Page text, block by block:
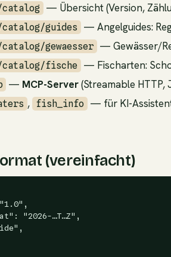
catalog — Übersicht (Version,
guides — Angelguides:
gewaesser — Gewässer/
catalog/fische — Fischarten:
— MCP-Server(Streamable HTTP,
, fish_info — für KI-
(vereinfacht)
"2026-…T…Z",